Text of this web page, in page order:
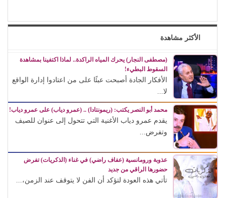
الأكثر مشاهدة
(مصطفى النجار) يحرك المياه الراكدة.. لماذا اكتفينا بمشاهدة
السقوط البطيء!
الأفكار الجادة أصبحت عبئًا على من اعتادوا إدارة الواقع
لا...
محمد أبو النصر يكتب: (ريمونتادا) .. (عمرو دياب) على عمرو دياب!
يقدم عمرو دياب الأغنية التي تتحول إلى عنوان للصيف
وتفرض...
عذوبة ورومانسية (عفاف راضي) في غناء (الذكريات) تفرض
حضورها الراقي من جديد
تأتي هذه العودة لتؤكد أن الفن لا يتوقف عند الزمن،...